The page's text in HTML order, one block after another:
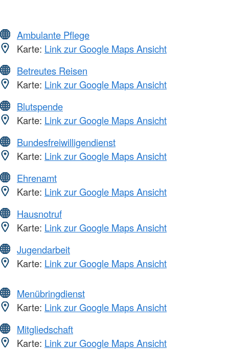
Ambulante Pflege
Karte: Link zur Google Maps Ansicht
Betreutes Reisen
Karte: Link zur Google Maps Ansicht
Blutspende
Karte: Link zur Google Maps Ansicht
Bundesfreiwilligendienst
Karte: Link zur Google Maps Ansicht
Ehrenamt
Karte: Link zur Google Maps Ansicht
Hausnotruf
Karte: Link zur Google Maps Ansicht
Jugendarbeit
Karte: Link zur Google Maps Ansicht
Menübringdienst
Karte: Link zur Google Maps Ansicht
Mitgliedschaft
Karte: Link zur Google Maps Ansicht